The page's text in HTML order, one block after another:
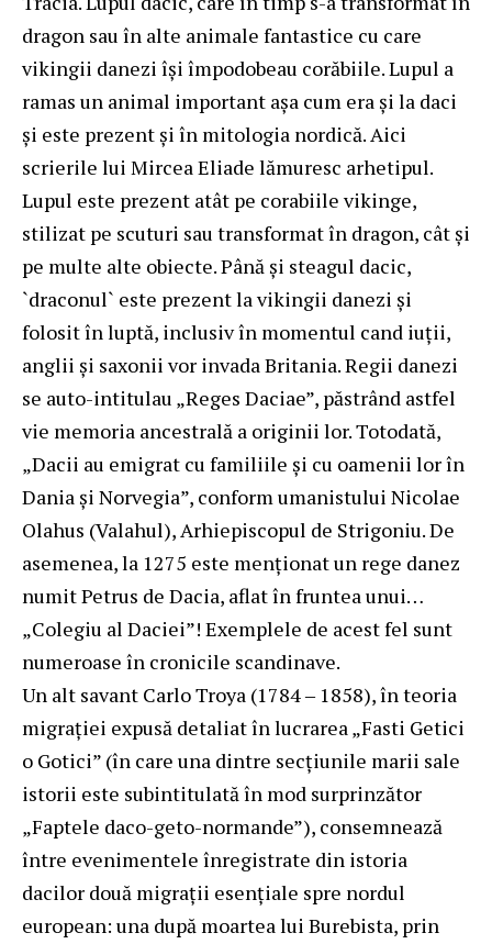
dragon sau în alte animale fantastice cu care
vikingii danezi își împodobeau corăbiile. Lupul a
ramas un animal important așa cum era și la daci
și este prezent și în mitologia nordică. Aici
scrierile lui Mircea Eliade lămuresc arhetipul.
Lupul este prezent atât pe corabiile vikinge,
stilizat pe scuturi sau transformat în dragon, cât și
pe multe alte obiecte. Până și steagul dacic,
`draconul` este prezent la vikingii danezi și
folosit în luptă, inclusiv în momentul cand iuții,
anglii și saxonii vor invada Britania. Regii danezi
se auto-intitulau „Reges Daciae”, păstrând astfel
vie memoria ancestrală a originii lor. Totodată,
„Dacii au emigrat cu familiile şi cu oamenii lor în
Dania şi Norvegia”, conform umanistului Nicolae
Olahus (Valahul), Arhiepiscopul de Strigoniu. De
asemenea, la 1275 este menționat un rege danez
numit Petrus de Dacia, aflat în fruntea unui…
„Colegiu al Daciei”! Exemplele de acest fel sunt
numeroase în cronicile scandinave.
Un alt savant Carlo Troya (1784 ‒ 1858), în teoria
migraţiei expusă detaliat în lucrarea „Fasti Getici
o Gotici” (în care una dintre secțiunile marii sale
istorii este subintitulată în mod surprinzător
„Faptele daco-geto-normande”), consemnează
între evenimentele înregistrate din istoria
dacilor două migrații esențiale spre nordul
european: una după moartea lui Burebista, prin